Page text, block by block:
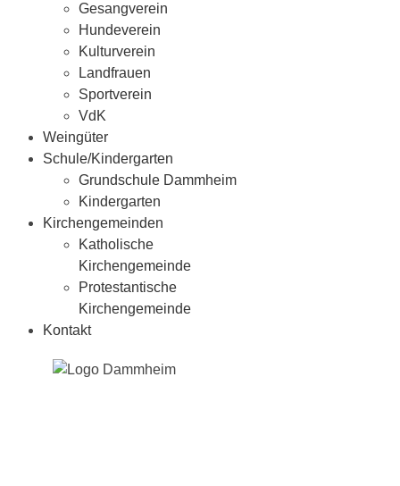
Gesangverein
Hundeverein
Kulturverein
Landfrauen
Sportverein
VdK
Weingüter
Schule/Kindergarten
Grundschule Dammheim
Kindergarten
Kirchengemeinden
Katholische
Kirchengemeinde
Protestantische
Kirchengemeinde
Kontakt